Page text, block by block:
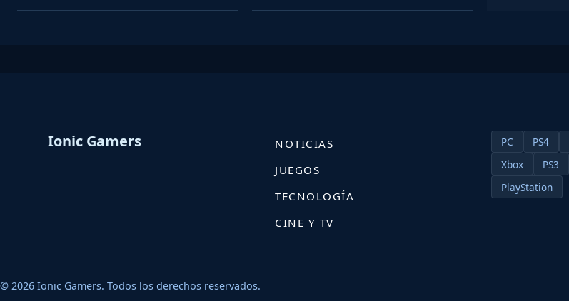
Ionic Gamers
NOTICIAS
JUEGOS
TECNOLOGÍA
CINE Y TV
PC PS4
Xbox
PS3
PlayStation
© 2026 Ionic Gamers. Todos los derechos reservados.